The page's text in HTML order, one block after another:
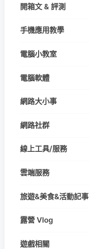
開箱文 & 評測
手機應用教學
電腦小教室
電腦軟體
網路大小事
網路社群
線上工具/服務
雲端服務
旅遊&美食&活動記事
露營 Vlog
遊戲相關